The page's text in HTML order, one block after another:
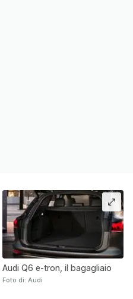
Audi Q6 e-tron, il bagagliaio
Foto di: Audi